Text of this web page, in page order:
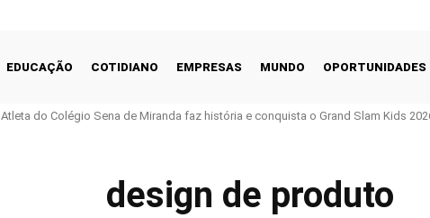
EDUCAÇÃO COTIDIANO EMPRESAS MUNDO OPORTUNIDADES
Atleta do Colégio Sena de Miranda faz história e conquista o Grand Slam Kids
design de produto